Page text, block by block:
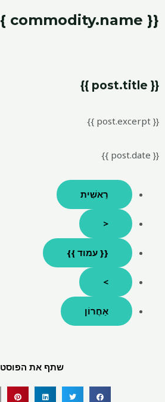
{{ commodity.name }}
{{ post.title }}
{{ post.excerpt }}
{{ post.date }}
רֵאשִׁית
<
{{ עמוד }}
>
אַחֲרוֹן
שתף את הפוסט